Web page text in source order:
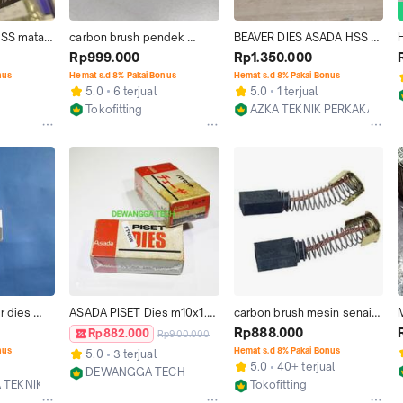
mata
- 1 inch
carbon brush pendek
70858 motor mesin senai
asada BTM25 Beaver 80
100
Rp999.000
Hemat s.d 8% Pakai Bonus
5.0
6 terjual
Tokofitting
BEAVER DIES ASADA HSS W
3/8" ORIGINAL JAPAN mata
beaver dies asada hss
ukuran w3/8 inchi
Rp1.350.000
Hemat s.d 8% Pakai Bonus
5.0
1 terjual
AZKA TEKNIK PERKAKAS
dies
TEKNIK
ASADA PISET Dies m10x1.5
mata mesin senai m10 pitch
1.5 mm baut 17 ISO
Rp882.000 Rp900.000
5.0
3 terjual
DEWANGGA TECH
carbon brush mesin senai
asada Beaver 50 PN 70851
Rp888.000
Hemat s.d 8% Pakai Bonus
5.0
40+ terjual
Tokofitting